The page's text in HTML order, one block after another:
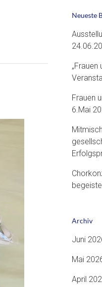
Neueste
Frauen
6.Mai
Archiv
Juni
Mai
April